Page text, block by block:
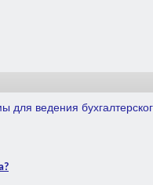
для ведения